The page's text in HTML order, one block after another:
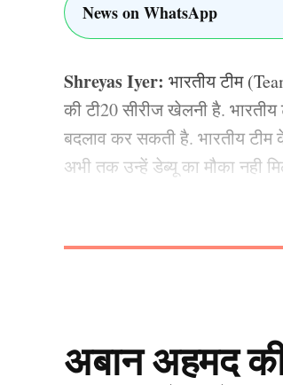
News on WhatsApp
Shreyas Iyer: भारतीय टीम
की टी20 सीरीज खेलनी है.
बदलाव कर सकती है. भारतीय
अभी तक उन्हें डेब्यू का मौका नही
सूर्यवंशी (Vaibhav
मैच से पहले वैभव
अबान अहमद